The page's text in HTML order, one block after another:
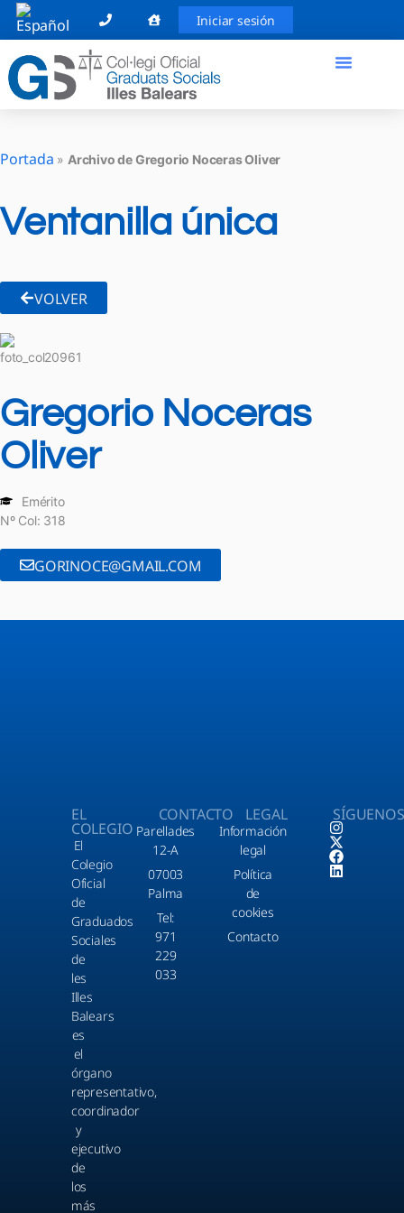
Iniciar sesión
Portada » Archivo de Gregorio Noceras Oliver
Ventanilla única
VOLVER
Gregorio Noceras
Oliver
Emérito
Nº Col: 318
GORINOCE@GMAIL.COM
EL
COLEGIO
El
Colegio
Oficial
de
Graduados
Sociales
de
les
Illes
Balears
es
el
órgano
representativo,
coordinador
y
ejecutivo
de
los
más
CONTACTO
Parellades
12-A
07003
Palma
Tel:
971
229
033
LEGAL
Información
legal
Política
de
cookies
Contacto
SÍGUENOS